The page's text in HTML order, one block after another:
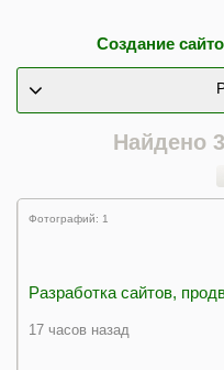
Создание
Найдено
Фотографий: 1
Разработка сайтов,
17 часов назад